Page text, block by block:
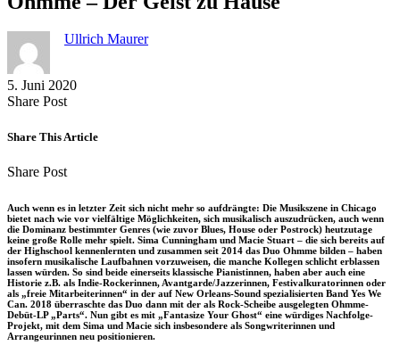
Ullrich Maurer
5. Juni 2020
Share PostShare
Facebook
Copy
to
Send
via
Share This Article
Share PostShare
Facebook
Copy
to
clipboard
Send
via
eMail
Auch wenn es in letzter Zeit sich nicht mehr so aufdrängte: Die Musikszene in Chicago
bietet nach wie vor vielfältige Möglichkeiten, sich musikalisch auszudrücken, auch wenn
die Dominanz bestimmter Genres (wie zuvor Blues, House oder Postrock) heutzutage
keine große Rolle mehr spielt. Sima Cunningham und Macie Stuart – die sich bereits auf
der Highschool kennenlernten und zusammen seit 2014 das Duo Ohmme bilden – haben
insofern musikalische Laufbahnen vorzuweisen, die manche Kollegen schlicht erblassen
lassen würden. So sind beide einerseits klassische Pianistinnen, haben aber auch eine
Historie z.B. als Indie-Rockerinnen, Avantgarde/Jazzerinnen, Festivalkuratorinnen oder
als „freie Mitarbeiterinnen“ in der auf New Orleans-Sound spezialisierten Band Yes We
Can. 2018 überraschte das Duo dann mit der als Rock-Scheibe ausgelegten Ohmme-
Debüt-LP „Parts“. Nun gibt es mit „Fantasize Your Ghost“ eine würdiges Nachfolge-
Projekt, mit dem Sima und Macie sich insbesondere als Songwriterinnen und
Arrangeurinnen neu positionieren.